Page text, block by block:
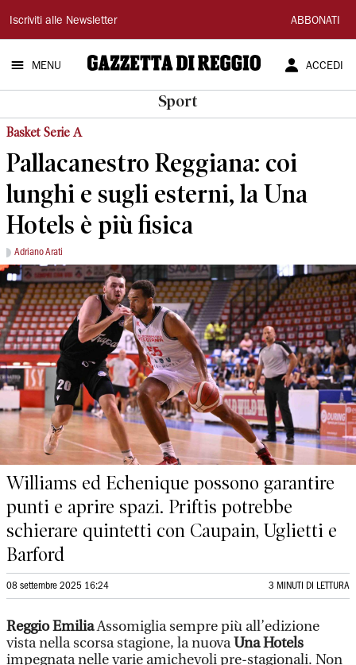
Gazzetta
di
Reggio
Iscriviti alle Newsletter ABBONATI
MENU ACCEDI
Sport
Basket Serie A
Pallacanestro Reggiana: coi
lunghi e sugli esterni, la Una
Hotels è più fisica
Adriano Arati
Williams ed Echenique possono garantire
punti e aprire spazi. Priftis potrebbe
schierare quintetti con Caupain, Uglietti e
Barford
08 settembre 2025 16:24 3 MINUTI DI LETTURA
Reggio EmiliaAssomiglia sempre più all’edizione
vista nella scorsa stagione, la nuovaUna Hotels
impegnata nelle varie amichevoli pre-stagionali. Non